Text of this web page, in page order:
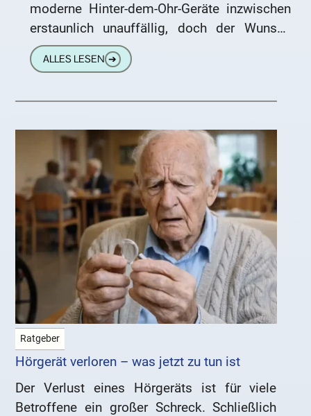
moderne Hinter-dem-Ohr-Geräte inzwischen
erstaunlich unauffällig, doch der Wunsch
nach einem Hörgerät, das komplett im Ohr
verschwindet, ist nach
ALLES LESEN ➔
Ratgeber
Hörgerät verloren – was jetzt zu tun ist
Der Verlust eines Hörgeräts ist für viele
Betroffene ein großer Schreck. Schließlich